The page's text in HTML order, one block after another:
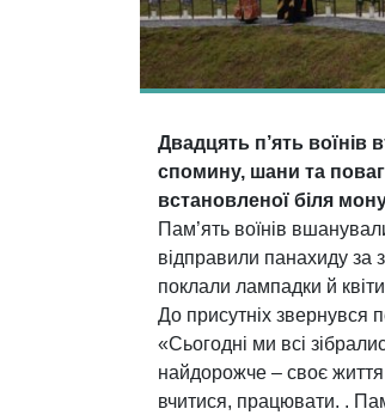
Двадцять п’ять воїнів
спомину, шани та
встановленої біля
Пам’ять воїнів
відправили панахиду за
поклали лампадки й
До присутніх звернувся
«Сьогодні ми всі
найдорожче – своє
вчитися, працювати. .